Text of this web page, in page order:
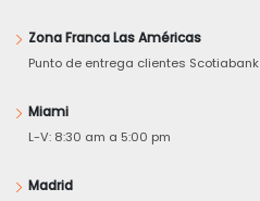
Zona Franca Las Américas
Punto de entrega clientes Scotiabank
Miami
L-V: 8:30 am a 5:00 pm
Madrid